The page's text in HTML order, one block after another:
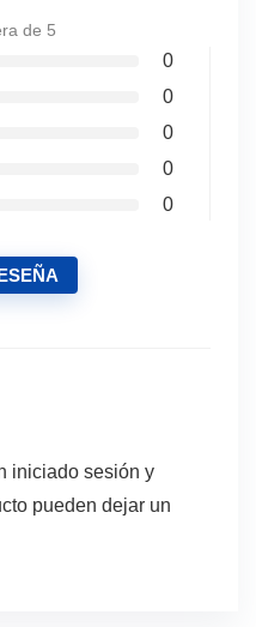
de 5
0
0
0
0
0
iniciado sesión y
pueden dejar un